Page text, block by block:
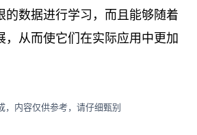
的数据进行学习，而且能够随着
，从而使它们在实际应用中更加
，内容仅供参考，请仔细甄别